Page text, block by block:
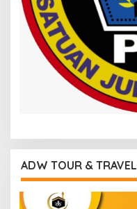
ADW TOUR & TRAVEL